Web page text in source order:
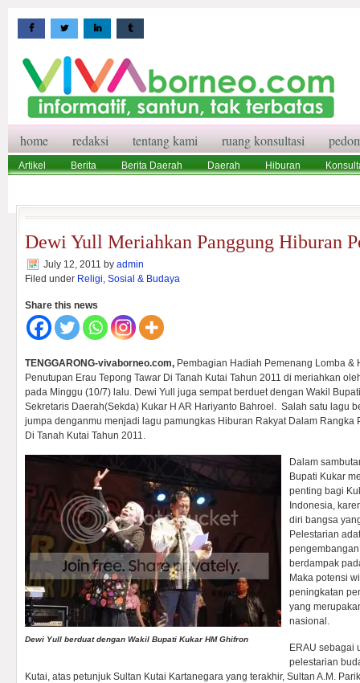
home redaksi tentang kami ruang konsultasi
Artikel Berita Berita Daerah Daerah Hiburan
Dewi Yull Meriahkan Panggung Hiburan
July 12, 2011 by admin
Filed under Religi, Sosial & Budaya
Share this news
TENGGARONG-vivaborneo.com, Pembagian Hadiah Pemenang Lomba &
Penutupan Erau Tepong Tawar Di Tanah Kutai Tahun 2011 di meriahkan
pada Minggu (10/7) lalu. Dewi Yull juga sempat berduet dengan Wakil
Sekretaris Daerah(Sekda) Kukar H AR Hariyanto Bahroel. Salah satu lagu
jumpa denganmu menjadi lagu pamungkas Hiburan Rakyat Dalam Rangka
Di Tanah Kutai Tahun 2011.
Dewi Yull berduat dengan Wakil Bupati Kukar HM Ghifron
Dalam
Bupati Kukar
penting bagi
Indonesia,
diri bangsa
Pelestarian
berdampak
Maka potensi
peningkatan
yang
nasional.
ERAU sebagai
pelestarian
Kutai, atas petunjuk Sultan Kutai Kartanegara yang terakhir, Sultan A.M.